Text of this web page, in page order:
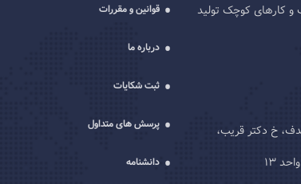
و کارهای کوچک تولید
خ دکتر قریب،
قوانین و مقررات
درباره ما
ثبت شکایات
پرسش های متداول
دانشنامه